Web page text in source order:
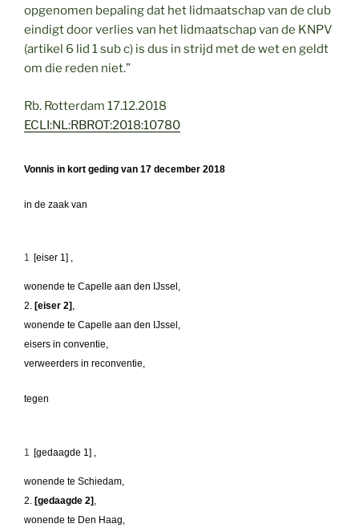
opgenomen bepaling dat het lidmaatschap van de club
eindigt door verlies van het lidmaatschap van de KNPV
(artikel 6 lid 1 sub c) is dus in strijd met de wet en geldt
om die reden niet.”
Rb. Rotterdam 17.12.2018
ECLI:NL:RBROT:2018:10780
Vonnis in kort geding van 17 december 2018
in de zaak van
1 [eiser 1] ,
wonende te Capelle aan den IJssel,
2. [eiser 2]
wonende te Capelle aan den IJssel,
eisers in conventie,
verweerders in reconventie,
tegen
1 [gedaagde 1] ,
wonende te Schiedam,
2. [gedaagde 2]
wonende te Den Haag,